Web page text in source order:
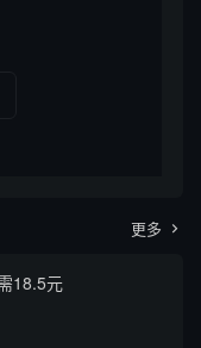
更多 
18.5元